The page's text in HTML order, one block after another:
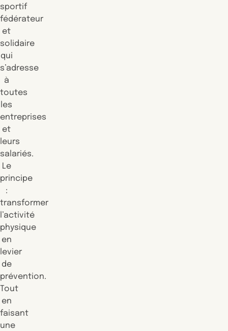
sportif
fédérateur
et
solidaire
qui
s’adresse
à
toutes
les
entreprises
et
leurs
salariés.
Le
principe
:
transformer
l’activité
physique
en
levier
de
prévention.
Tout
en
faisant
une